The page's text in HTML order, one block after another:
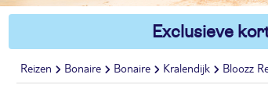
Exclusieve
Reizen Bonaire Bonaire Kralendijk Bloozz